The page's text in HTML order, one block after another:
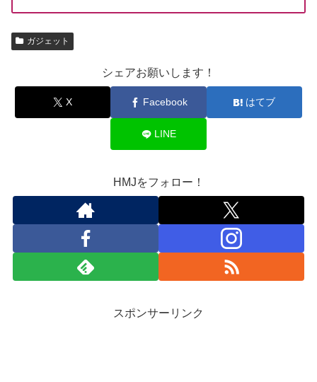
ガジェット
シェアお願いします！
X Facebook はてブ
LINE
HMJをフォロー！
スポンサーリンク